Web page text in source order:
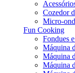
Cozedor
Micro-
Fun Cooking
Fondues
Máquina
Máquina
Máquina